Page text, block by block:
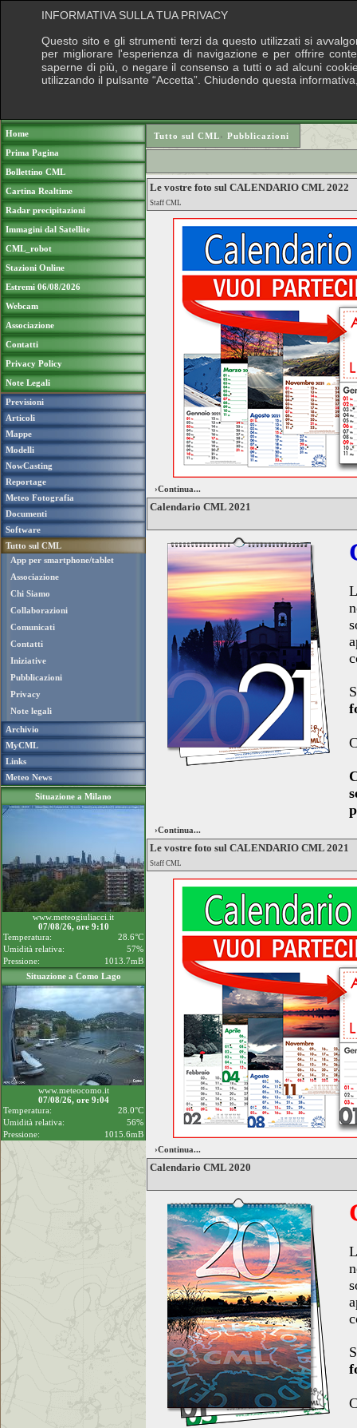
Home
Prima Pagina
Bollettino CML
Cartina Realtime
Radar precipitazioni
Immagini dal Satellite
CML_robot
Stazioni Online
Estremi 06/08/2026
Webcam
Associazione
Contatti
Privacy Policy
Note Legali
Previsioni
Articoli
Mappe
Modelli
NowCasting
Reportage
Meteo Fotografia
Documenti
Software
Tutto sul CML
App per smartphone/tablet
Associazione
Chi Siamo
Collaborazioni
Comunicati
Contatti
Iniziative
Pubblicazioni
Privacy
Note legali
Archivio
MyCML
Links
Meteo News
Situazione a Milano
www.meteogiuliacci.it
07/08/26, ore 9:10
Temperatura:
28.6°C
Umidità relativa:
57%
Pressione:
1013.7mB
Situazione a Como Lago
www.meteocomo.it
07/08/26, ore 9:04
Temperatura:
28.0°C
Umidità relativa:
56%
Pressione:
1015.6mB
Tutto sul CML› Pubblicazioni
Le vostre foto sul CALENDARIO CML 2022
Staff CML
›Continua...
Calendario CML 2021
›Continua...
Le vostre foto sul CALENDARIO CML 2021
Staff CML
›Continua...
Calendario CML 2020
INFORMATIVA SULLA TUA PRIVACY
Questo sito e gli strumenti terzi da questo utilizzati si
per migliorare l'esperienza di navigazione e per offrire
saperne di più, o negare il consenso a tutti o ad alcuni
utilizzando il pulsante “Accetta”. Chiudendo questa